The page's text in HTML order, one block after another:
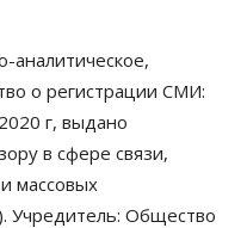
о регистрации СМИ:
г, выдано
в сфере связи,
массовых
Учредитель: Общество